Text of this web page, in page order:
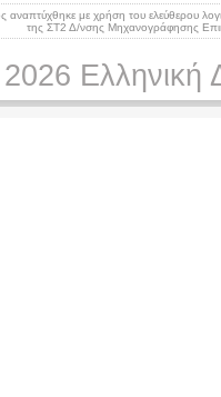
αναπτύχθηκε με χρήση του ελεύθερου
της ΣΤ2 Δ/νσης Μηχανογράφησης